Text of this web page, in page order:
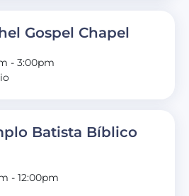
Gospel Chapel
- 3:00pm
Batista Bíblico
- 12:00pm